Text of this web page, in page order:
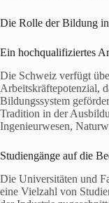
Die Rolle der Bildung
Ein hochqualifiziertes
Die Schweiz verfügt
Arbeitskräftepotenzial,
Bildungssystem
Tradition in der
Ingenieurwesen,
Studiengänge auf die
Die Universitäten und
eine Vielzahl von